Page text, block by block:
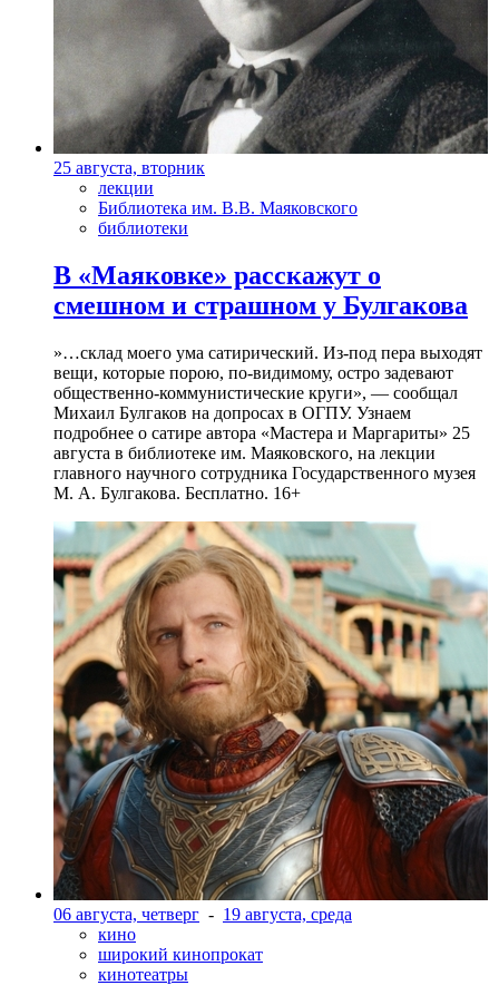
25 августа, вторник
лекции
Библиотека им. В.В. Маяковского
библиотеки
В «Маяковке» расскажут о
смешном и страшном у Булгакова
»…склад моего ума сатирический. Из-под пера выходят
вещи, которые порою, по-видимому, остро задевают
общественно-коммунистические круги», — сообщал
Михаил Булгаков на допросах в ОГПУ. Узнаем
подробнее о сатире автора «Мастера и Маргариты» 25
августа в библиотеке им. Маяковского, на лекции
главного научного сотрудника Государственного музея
М. А. Булгакова. Бесплатно. 16+
06 августа, четверг - 19 августа, среда
кино
широкий кинопрокат
кинотеатры